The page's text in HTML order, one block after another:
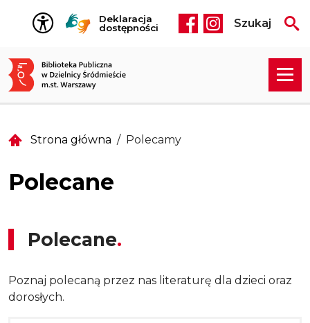
Przejdź do treści
Deklaracja
dostępności
Social media
Szukaj
Strona główna Polecamy
Polecane
Polecane
Poznaj polecaną przez nas literaturę dla dzieci oraz
dorosłych.